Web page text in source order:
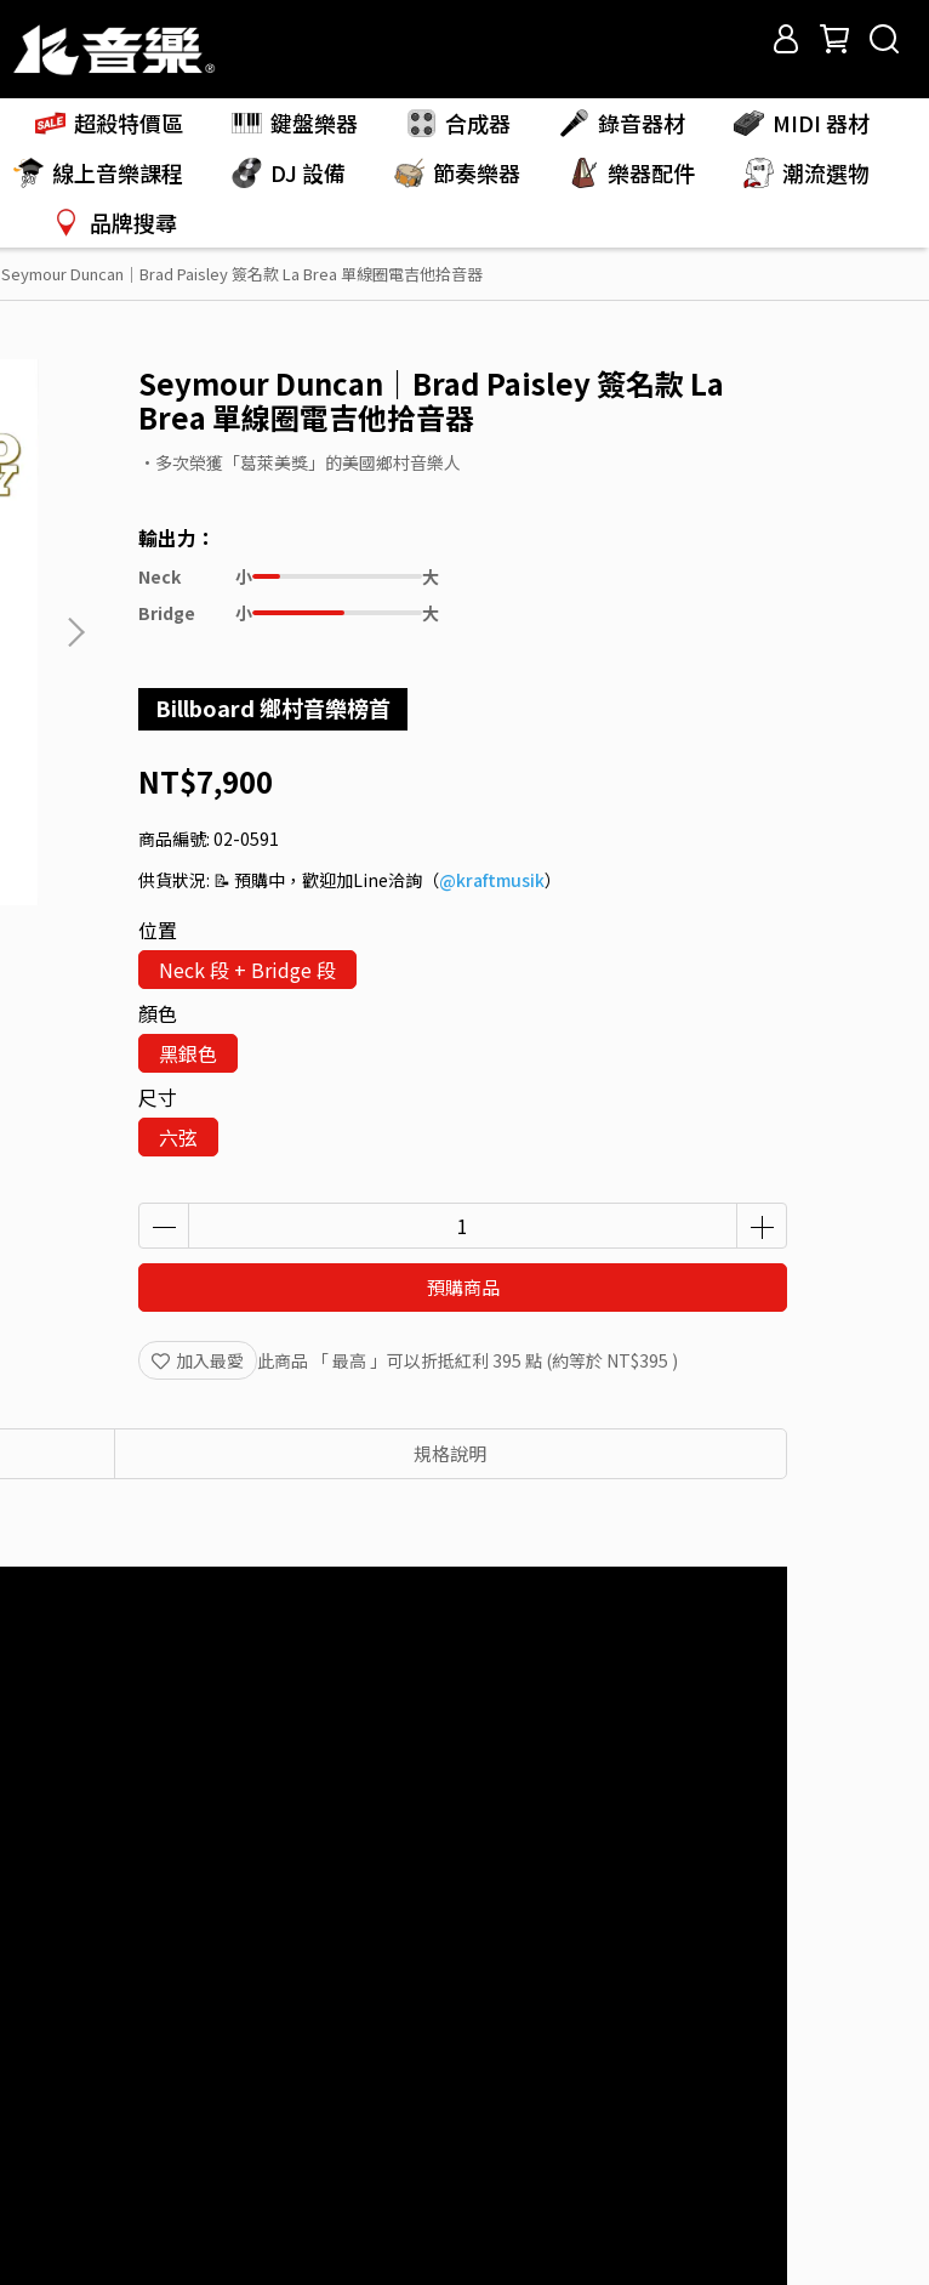
超殺特價區 鍵盤樂器 合成器 錄音器材
MIDI 器材
線上音樂課程 DJ 設備 節奏樂器 樂器配件
潮流選物
品牌搜尋
Seymour Duncan｜Brad Paisley 簽名款 La Brea 單線圈電吉他拾音器
Seymour Duncan｜Brad Paisley 簽名款 La
Brea 單線圈電吉他拾音器
•多次榮獲「葛萊美獎」的美國鄉村音樂人
輸出力：
Neck 小
大
Bridge
小 大
Billboard 鄉村音樂榜首
NT$7,900
商品編號: 02-0591
供貨狀況: 📝 預購中，歡迎加Line洽詢（@kraftmusik）
位置
Neck 段 + Bridge 段
顏色
黑銀色
尺寸
六弦
預購商品
加入最愛 此商品 「 最高 」可以折抵紅利 395 點 (約等於 NT$395 )
規格說明